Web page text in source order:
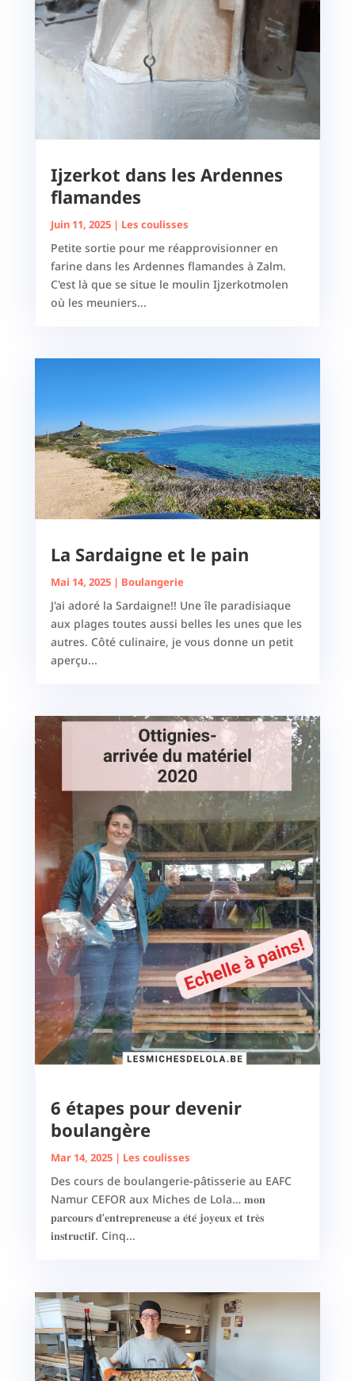
Ijzerkot dans les Ardennes
flamandes
Juin 11, 2025| Les coulisses
Petite sortie pour me réapprovisionner en
farine dans les Ardennes flamandes à Zalm.
C'est là que se situe le moulin Ijzerkotmolen
où les meuniers...
La Sardaigne et le pain
Mai 14, 2025| Boulangerie
J'ai adoré la Sardaigne!! Une île paradisiaque
aux plages toutes aussi belles les unes que les
autres. Côté culinaire, je vous donne un petit
aperçu...
6 étapes pour devenir
boulangère
Mar 14, 2025| Les coulisses
Des cours de boulangerie-pâtisserie au EAFC
Namur CEFOR aux Miches de Lola… 𝐦𝐨𝐧
𝐩𝐚𝐫𝐜𝐨𝐮𝐫𝐬 𝐝’𝐞𝐧𝐭𝐫𝐞𝐩𝐫𝐞𝐧𝐞𝐮𝐬𝐞 𝐚 𝐞́𝐭𝐞́ 𝐣𝐨𝐲𝐞𝐮𝐱 𝐞𝐭 𝐭𝐫𝐞̀𝐬
𝐢𝐧𝐬𝐭𝐫𝐮𝐜𝐭𝐢𝐟. Cinq...